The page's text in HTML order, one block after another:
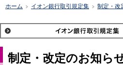
ホーム >イオン銀行取引規定集 >制定・改
制定・改定のお知ら